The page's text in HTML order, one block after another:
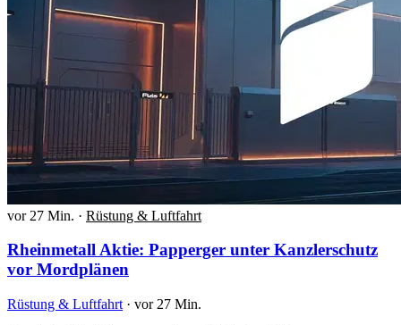
vor 27 Min. · Rüstung & Luftfahrt
Rheinmetall Aktie: Papperger unter Kanzlerschutz
vor Mordplänen
Rüstung & Luftfahrt · vor 27 Min.